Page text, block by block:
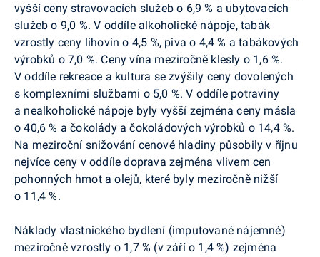
vyšší ceny stravovacích služeb o 6,9 % a ubytovacích
služeb o 9,0 %. V oddíle alkoholické nápoje, tabák
vzrostly ceny lihovin o 4,5 %, piva o 4,4 % a tabákových
výrobků o 7,0 %. Ceny vína meziročně klesly o 1,6 %.
V oddíle rekreace a kultura se zvýšily ceny dovolených
s komplexními službami o 5,0 %. V oddíle potraviny
a nealkoholické nápoje byly vyšší zejména ceny másla
o 40,6 % a čokolády a čokoládových výrobků o 14,4 %.
Na meziroční snižování cenové hladiny působily v říjnu
nejvíce ceny v oddíle doprava zejména vlivem cen
pohonných hmot a olejů, které byly meziročně nižší
o 11,4 %.
Náklady vlastnického bydlení (imputované nájemné)
meziročně vzrostly o 1,7 % (v září o 1,4 %) zejména